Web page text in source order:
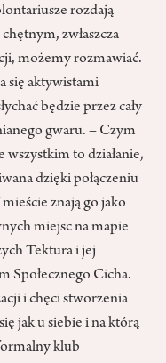
rozdają
zwłaszcza
możemy rozmawiać.
się aktywistami
będzie przez cały
gwaru. – Czym
to działanie,
dzięki połączeniu
znają go jako
miejsc na mapie
Tektura i jej
Społecznego Cicha.
i chęci stworzenia
jak u siebie i na którą
klub